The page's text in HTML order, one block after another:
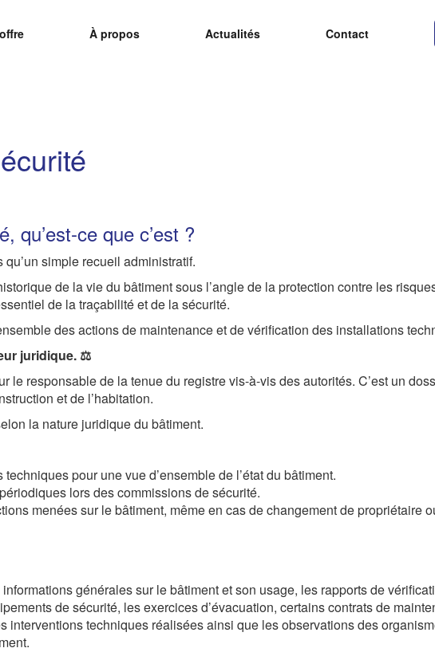
À propos Actualités Contact
qu’est-ce que c’est ?
simple recueil administratif.
de la vie du bâtiment sous l’angle de la protection contre les
de la traçabilité et de la sécurité.
des actions de maintenance et de vérification des installations
juridique. ⚖️
le responsable de la tenue du registre vis-à-vis des autorités. C’est un
et de l’habitation.
la nature juridique du bâtiment.
pour une vue d’ensemble de l’état du bâtiment.
lors des commissions de sécurité.
menées sur le bâtiment, même en cas de changement de propriétaire
générales sur le bâtiment et son usage, les rapports de
de sécurité, les exercices d’évacuation, certains contrats de
interventions techniques réalisées ainsi que les observations des